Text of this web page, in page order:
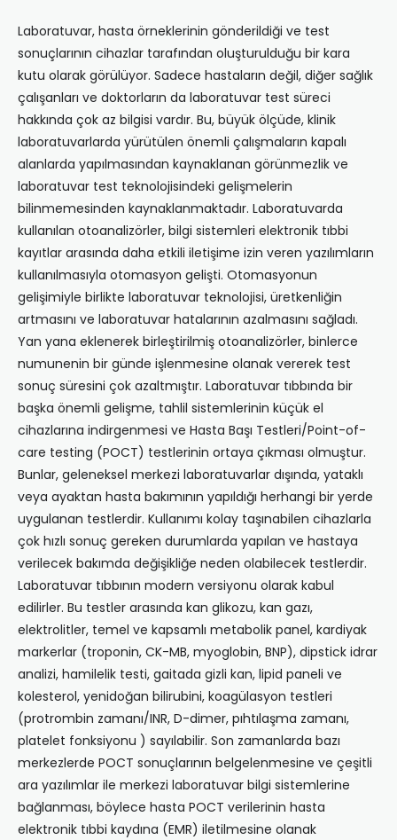
Laboratuvar, hasta örneklerinin gönderildiği ve test
sonuçlarının cihazlar tarafından oluşturulduğu bir kara
kutu olarak görülüyor. Sadece hastaların değil, diğer sağlık
çalışanları ve doktorların da laboratuvar test süreci
hakkında çok az bilgisi vardır. Bu, büyük ölçüde, klinik
laboratuvarlarda yürütülen önemli çalışmaların kapalı
alanlarda yapılmasından kaynaklanan görünmezlik ve
laboratuvar test teknolojisindeki gelişmelerin
bilinmemesinden kaynaklanmaktadır. Laboratuvarda
kullanılan otoanalizörler, bilgi sistemleri elektronik tıbbi
kayıtlar arasında daha etkili iletişime izin veren yazılımların
kullanılmasıyla otomasyon gelişti. Otomasyonun
gelişimiyle birlikte laboratuvar teknolojisi, üretkenliğin
artmasını ve laboratuvar hatalarının azalmasını sağladı.
Yan yana eklenerek birleştirilmiş otoanalizörler, binlerce
numunenin bir günde işlenmesine olanak vererek test
sonuç süresini çok azaltmıştır. Laboratuvar tıbbında bir
başka önemli gelişme, tahlil sistemlerinin küçük el
cihazlarına indirgenmesi ve Hasta Başı Testleri/Point-of-
care testing (POCT) testlerinin ortaya çıkması olmuştur.
Bunlar, geleneksel merkezi laboratuvarlar dışında, yataklı
veya ayaktan hasta bakımının yapıldığı herhangi bir yerde
uygulanan testlerdir. Kullanımı kolay taşınabilen cihazlarla
çok hızlı sonuç gereken durumlarda yapılan ve hastaya
verilecek bakımda değişikliğe neden olabilecek testlerdir.
Laboratuvar tıbbının modern versiyonu olarak kabul
edilirler. Bu testler arasında kan glikozu, kan gazı,
elektrolitler, temel ve kapsamlı metabolik panel, kardiyak
markerlar (troponin, CK-MB, myoglobin, BNP), dipstick idrar
analizi, hamilelik testi, gaitada gizli kan, lipid paneli ve
kolesterol, yenidoğan bilirubini, koagülasyon testleri
(protrombin zamanı/INR, D-dimer, pıhtılaşma zamanı,
platelet fonksiyonu ) sayılabilir. Son zamanlarda bazı
merkezlerde POCT sonuçlarının belgelenmesine ve çeşitli
ara yazılımlar ile merkezi laboratuvar bilgi sistemlerine
bağlanması, böylece hasta POCT verilerinin hasta
elektronik tıbbi kaydına (EMR) iletilmesine olanak